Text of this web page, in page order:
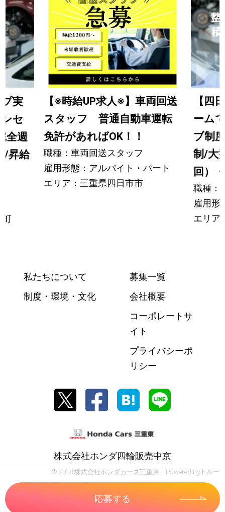
実
セ
全週
/昇給
町
【※時給UP求人※】車両回送
スタッフ 普通自動車運転
免許があればOK！！
職種：車両回送スタッフ
雇用形態：アルバイト・パート
エリア：三重県四日市市
【四
ーム
ブ制
制/大
回）
職種：
雇用形
エリア
応募する
私たちについて
制度・環境・文化
募集一覧
会社概要
コーポレートサ
イト
プライバシーポ
リシー
株式会社ホンダ四輪販売中京
© 2018 株式会社ホンダカーズ三重東 Powered Byトルー